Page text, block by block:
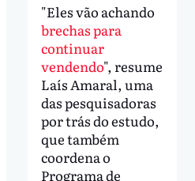
"Eles vão achando
brechas para
continuar
vendendo", resume
Laís Amaral, uma
das pesquisadoras
por trás do estudo,
que também
coordena o
Programa de